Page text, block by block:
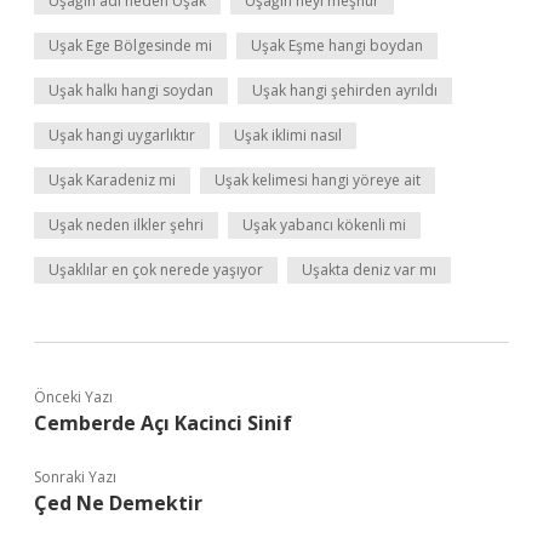
Uşak Ege Bölgesinde mi Uşak Eşme hangi boydan
Uşak halkı hangi soydan Uşak hangi şehirden ayrıldı
Uşak hangi uygarlıktır Uşak iklimi nasıl
Uşak Karadeniz mi Uşak kelimesi hangi yöreye ait
Uşak neden ilkler şehri Uşak yabancı kökenli mi
Uşaklılar en çok nerede yaşıyor Uşakta deniz var mı
Önceki Yazı
Cemberde Açı Kacinci Sinif
Sonraki Yazı
Çed Ne Demektir